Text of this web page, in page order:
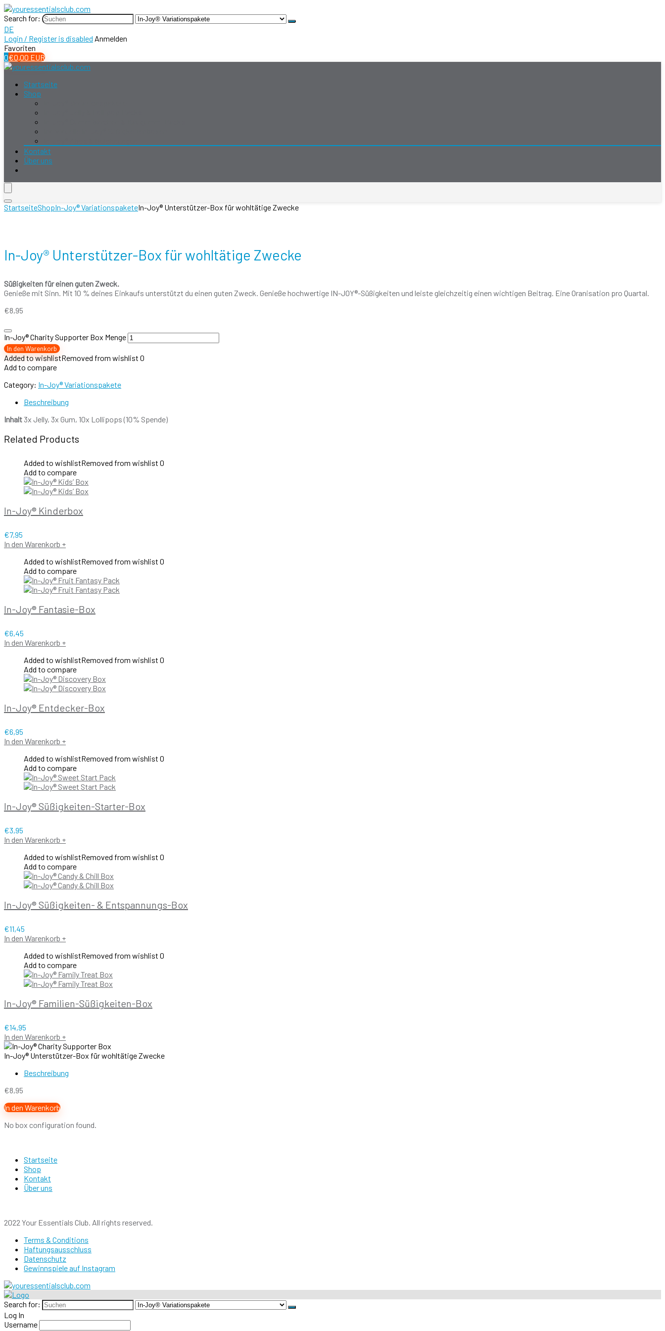
Search for:
DE
Login / Register is disabled Anmelden
Favoriten
0€0,00 EUR
Startseite
Shop
Kontakt
Über uns
StartseiteShopIn-Joy® VariationspaketeIn-Joy® Unterstützer-Box für wohltätige Zwecke
In-Joy® Unterstützer-Box für wohltätige Zwecke
Süßigkeiten für einen guten Zweck.
Genieße mit Sinn. Mit 10 % deines Einkaufs unterstützt du einen guten Zweck. Genieße hochwertige IN-JOY®-Süßigkeiten und leiste gleichzeitig einen wichtigen Beitrag. Eine Oranisation pro Quartal.
€8,95
In-Joy® Charity Supporter Box Menge
In den Warenkorb
Added to wishlistRemoved from wishlist 0
Add to compare
Category: In-Joy® Variationspakete
Beschreibung
Inhalt3x Jelly, 3x Gum, 10x Lollipops (10% Spende)
Related Products
Added to wishlistRemoved from wishlist 0
Add to compare
In-Joy® Kinderbox
€7,95
In den Warenkorb +
Added to wishlistRemoved from wishlist 0
Add to compare
In-Joy® Fantasie-Box
€6,45
In den Warenkorb +
Added to wishlistRemoved from wishlist 0
Add to compare
In-Joy® Entdecker-Box
€6,95
In den Warenkorb +
Added to wishlistRemoved from wishlist 0
Add to compare
In-Joy® Süßigkeiten-Starter-Box
€3,95
In den Warenkorb +
Added to wishlistRemoved from wishlist 0
Add to compare
In-Joy® Süßigkeiten- & Entspannungs-Box
€11,45
In den Warenkorb +
Added to wishlistRemoved from wishlist 0
Add to compare
In-Joy® Familien-Süßigkeiten-Box
€14,95
In den Warenkorb +
In-Joy® Unterstützer-Box für wohltätige Zwecke
Beschreibung
€8,95
In den Warenkorb
No box configuration found.
Startseite
Shop
Kontakt
Über uns
2022 Your Essentials Club. All rights reserved.
Terms & Conditions
Haftungsausschluss
Datenschutz
Gewinnspiele auf Instagram
Search for:
Log In
Username